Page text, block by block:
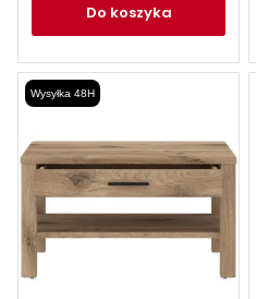
do koszyka
Wysyłka 48H